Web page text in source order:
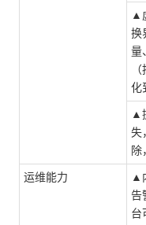
▲
换
量
化
▲
失
除
运维能力 ▲
告
台